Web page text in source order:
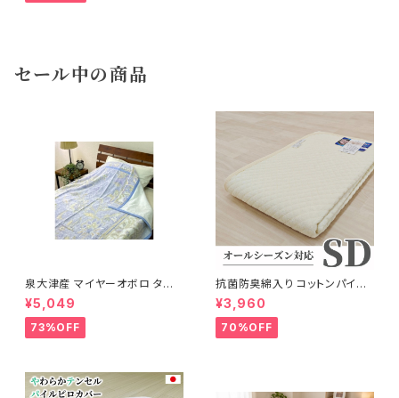
セール中の商品
泉大津産 マイヤーオボロ タオ
ルケット 紋柄 日本製 140×200
cm
¥5,049
73%OFF
抗菌防臭綿入り コットンパイル
敷パッド 120×205cm
¥3,960
70%OFF